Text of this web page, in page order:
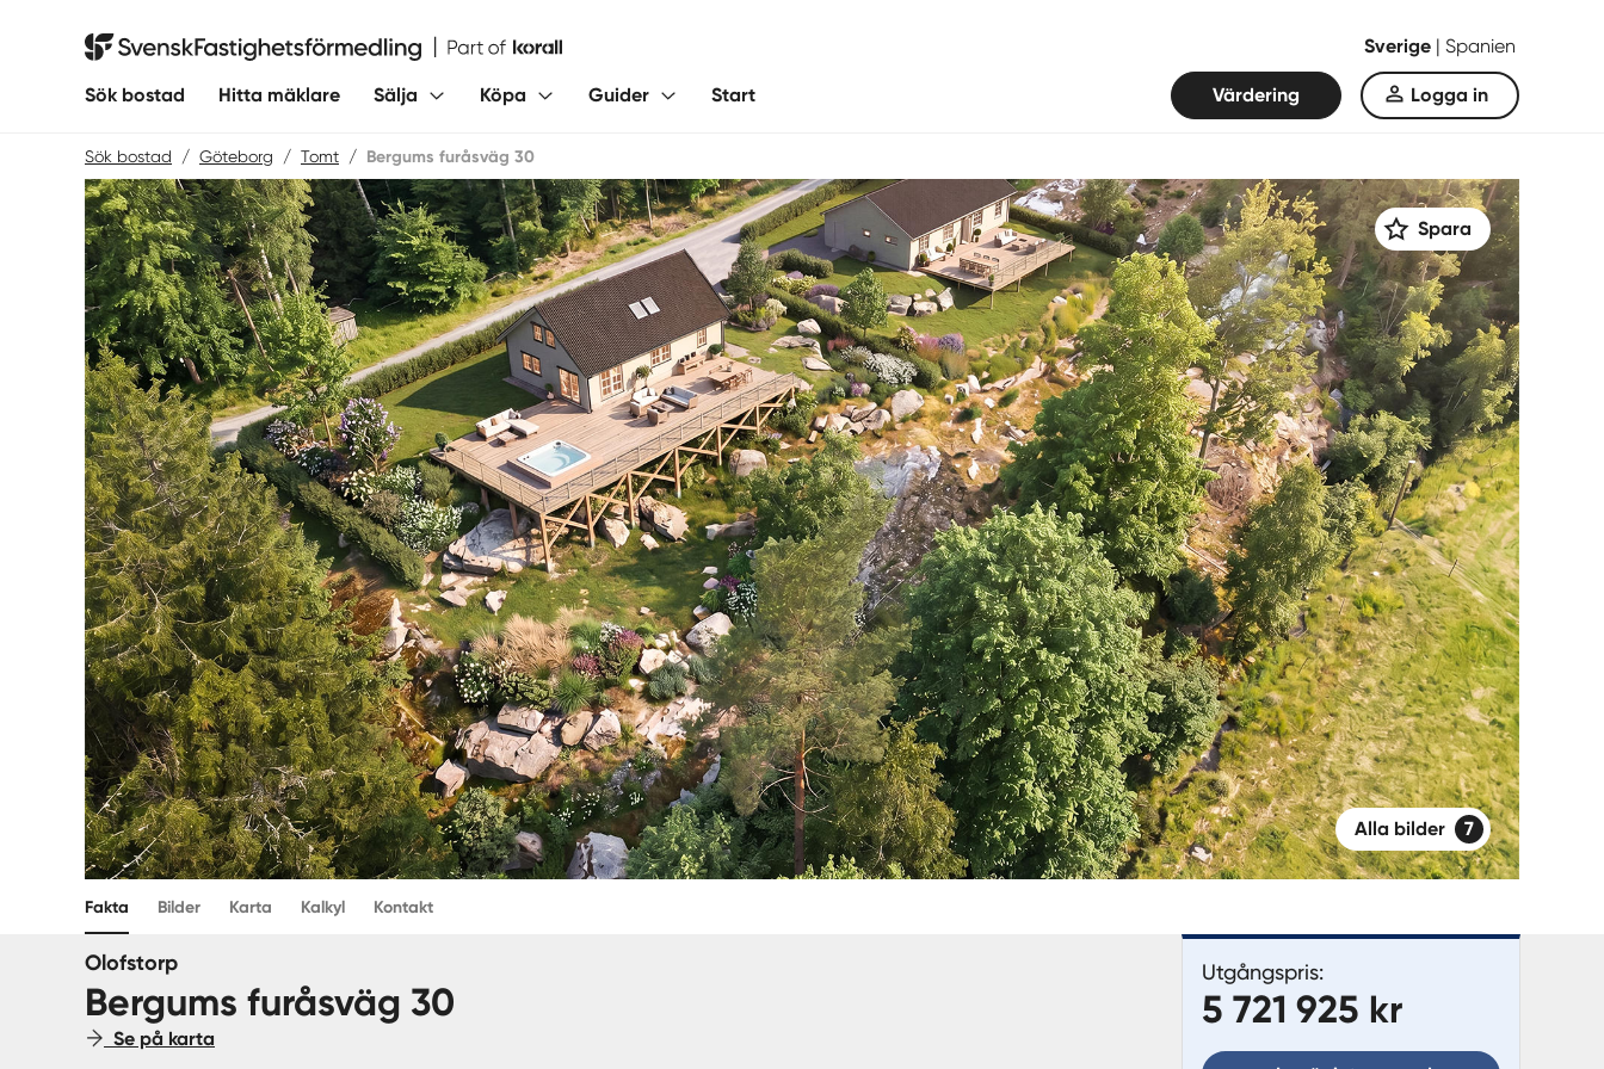
Svensk Fastighetsförmedling Sverige | Spanien
Sök bostad Hitta mäklare Sälja Köpa Guider Start Värdering Logga in
Sök bostad / Göteborg / Tomt / Bergums furåsväg 30
Spara
Alla bilder 7
Utgångspris:
5 721 925 kr
Fakta Bilder Karta Kalkyl Kontakt
Olofstorp
Bergums furåsväg 30
Se på karta